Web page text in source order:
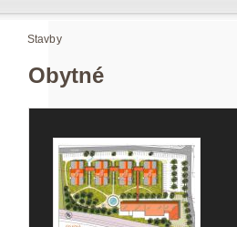
Stavby
Obytné